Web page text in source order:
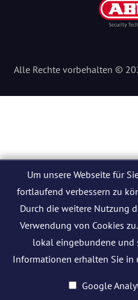
Alle Rechte vorbehalten ©
Um unsere Webseite für
fortlaufend verbessern zu
Durch die weitere Nutzung
Verwendung von Cookies
lokal eingebundene und
Informationen erhalten Sie in
Google